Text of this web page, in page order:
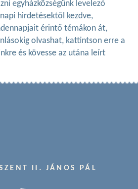
egyházközségünk levelező
hirdetésektől kezdve,
érintő témákon át,
olvashat, kattintson erre a
és kövesse az utána leírt
II. JÁNOS PÁL